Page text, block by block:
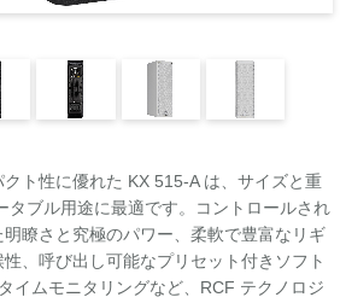
ト性に優れた KX 515-A は、サイズと重
タブル用途に最適です。コントロールされ
瞭さと究極のパワー、柔軟で豊富なリギ
、呼び出し可能なプリセット付きソフト
イムモニタリングなど、RCF テクノロジ